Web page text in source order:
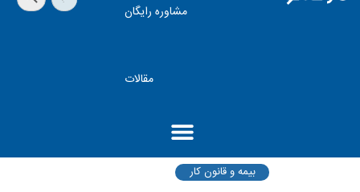
مشاوره رایگان
مقالات
بیمه و قانون کار